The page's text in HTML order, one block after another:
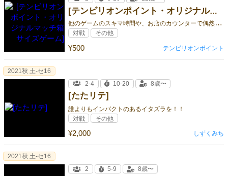
[テンビリオンポイント・オリジナルマッチ箱サイズゲーム]
他
のゲームのスキマ時間や、お店のカウンターで偶然隣りに座った人と手軽にできる、手軽なチキンレースです。
¥500
対戦 その他
テンビリオンポイント
[たたリテ]
誰よりもインパクトのあるイタズラを！！
¥2,000
2021秋 土-セ16
2-4
10-20 8歳〜
対戦 その他
しずくみち
2021秋 土-セ16
2
5-9 8歳〜